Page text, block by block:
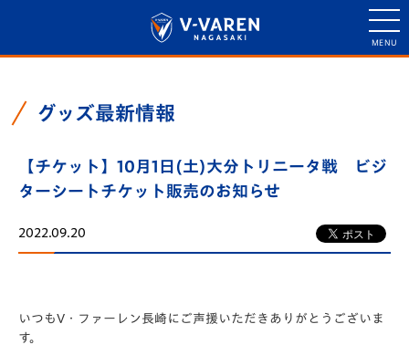
グッズ最新情報
【チケット】10月1日(土)大分トリニータ戦 ビジ
ターシートチケット販売のお知らせ
2022.09.20
いつもV・ファーレン長崎にご声援いただきありがとうございま
す。